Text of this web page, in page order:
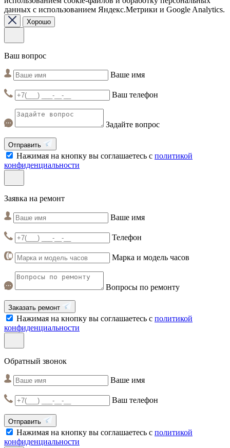
данных с использованием Яндекс.Метрики и Google Analytics.
Хорошо
Ваш вопрос
Ваше имя
Ваш телефон
Задайте вопрос
Отправить
Нажимая на кнопку вы соглашаетесь с политикой
конфиденциальности
Заявка на ремонт
Ваше имя
Телефон
Марка и модель часов
Вопросы по ремонту
Заказать ремонт
Нажимая на кнопку вы соглашаетесь с политикой
конфиденциальности
Обратный звонок
Ваше имя
Ваш телефон
Отправить
Нажимая на кнопку вы соглашаетесь с политикой
конфиденциальности